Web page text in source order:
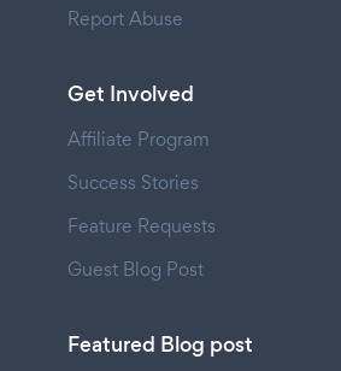
Report Abuse
Get Involved
Affiliate Program
Success Stories
Feature Requests
Guest Blog Post
Featured Blog post